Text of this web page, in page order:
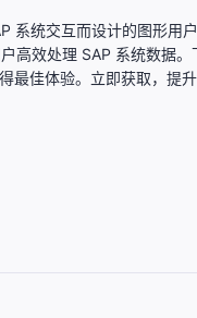
系统交互而设计的图形
高效处理 SAP 系统数据
最佳体验。立即获取，提升